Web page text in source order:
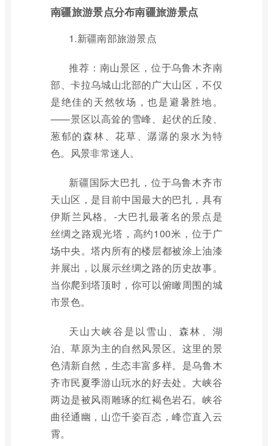
南疆旅游景点分布南疆旅游景点
1.新疆南部旅游景点
推荐：南山景区，位于乌鲁木齐南
部、卡拉乌城山北部的广大山区，不仅
是绝佳的天然牧场，也是避暑胜地。
——景区以高耸的雪峰、起伏的丘陵、
葱郁的森林、花草、潺潺的泉水为特
色。风景非常迷人。
新疆国际大巴扎，位于乌鲁木齐市
天山区，是目前中国最大的巴扎，具有
伊斯兰风格。-大巴扎最著名的景点是
丝绸之路观光塔，高约100米，位于广
场中央。塔内所有的楼层都被涂上油漆
并展出，以展示丝绸之路的历史故事。
当你爬到塔顶时，你可以俯瞰周围的城
市景色。
天山大峡谷是以雪山、森林、湖
泊、草原为主的自然风景区。这里的景
色清新自然，生态丰富多样。是乌鲁木
齐市民夏季游山玩水的好去处。大峡谷
两边是被风雨雕琢的红褐色岩石。峡谷
曲径通幽，山峦千姿百态，峰峦直入云
霄。